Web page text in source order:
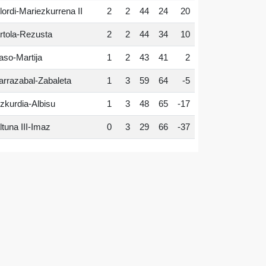
Mariezkurrena II 2 2 44 24 20
Rezusta 2 2 44 34 10
Martija 1 2 43 41 2
Zabaleta 1 3 59 64 -5
Albisu 1 3 48 65 -17
III-Imaz 0 3 29 66 -37